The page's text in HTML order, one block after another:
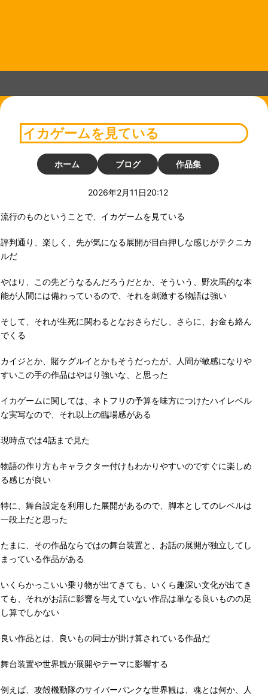
プ
イカゲームを見ている
ホーム ブログ 作品集
2026年2月11日20:12
流行のものということで、イカゲームを見ている
評判通り、楽しく、先が気になる展開が目白押しな感じがテクニカ
ルだ
やはり、この先どうなるんだろうだとか、そういう、野次馬的な本
能が人間には備わっているので、それを刺激する物語は強い
そして、それが生死に関わるとなおさらだし、さらに、お金も絡ん
でくる
カイジとか、賭ケグルイとかもそうだったが、人間が敏感になりや
すいこの手の作品はやはり強いな、と思った
イカゲームに関しては、ネトフリの予算を味方につけたハイレベル
な実写なので、それ以上の臨場感がある
現時点では4話まで見た
物語の作り方もキャラクター付けもわかりやすいのですぐに楽しめ
る感じが良い
特に、舞台設定を利用した展開があるので、脚本としてのレベルは
一段上だと思った
たまに、その作品ならではの舞台装置と、お話の展開が独立してし
まっている作品がある
いくらかっこいい乗り物が出てきても、いくら趣深い文化が出てき
ても、それがお話に影響を与えていない作品は単なる良いものの足
し算でしかない
良い作品とは、良いもの同士が掛け算されている作品だ
舞台装置や世界観が展開やテーマに影響する
例えば、攻殻機動隊のサイバーパンクな世界観は、魂とは何か、人